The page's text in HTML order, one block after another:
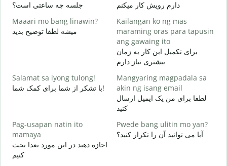
جلسه چه ساعتی است؟
دارم رویش کار میکنم
Maaari mo bang linawin?
میشه لطفا توضیح بدید
Kailangan ko ng mas
maraming oras para tapusin
ang gawaing ito
برای تکمیل این کار به زمان
بیشتری نیاز دارم
Salamat sa iyong tulong!
با تشکر از شما برای کمک شما!
Mangyaring magpadala sa
akin ng isang email
لطفا برای من یک ایمیل ارسال
کنید
Pag-usapan natin ito
mamaya
اجازه دهید در این مورد بعدا بحث
کنیم
Pwede bang ulitin mo yan?
آیا می توانید آن را تکرار کنید؟